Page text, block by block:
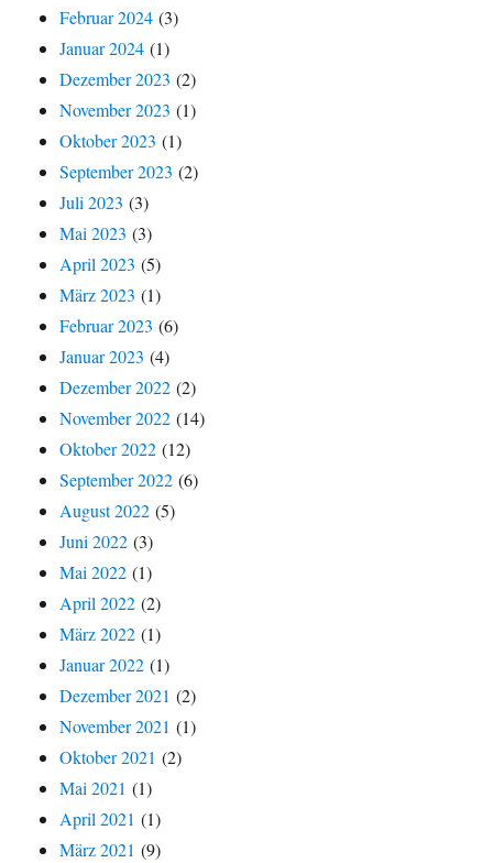
Februar 2024 (3)
Januar 2024 (1)
Dezember 2023 (2)
November 2023 (1)
Oktober 2023 (1)
September 2023 (2)
Juli 2023 (3)
Mai 2023 (3)
April 2023 (5)
März 2023 (1)
Februar 2023 (6)
Januar 2023 (4)
Dezember 2022 (2)
November 2022 (14)
Oktober 2022 (12)
September 2022 (6)
August 2022 (5)
Juni 2022 (3)
Mai 2022 (1)
April 2022 (2)
März 2022 (1)
Januar 2022 (1)
Dezember 2021 (2)
November 2021 (1)
Oktober 2021 (2)
Mai 2021 (1)
April 2021 (1)
März 2021 (9)